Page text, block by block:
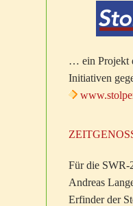
… ein Projekt
Initiativen
Für die SWR-
Andreas
Erfinder der